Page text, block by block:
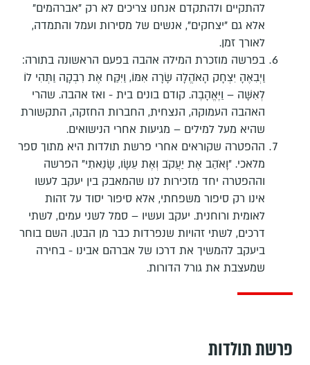
להתקיים ולהתקדם אנחנו צריכים לא רק "אברהמים"
אלא גם "יצחקים", אנשים של מסירות ועמל והתמדה,
לאורך זמן.
בפרשה מוזכרת המילה אהבה בפעם הראשונה בתורה:
וַיְבִאֶהָ יִצְחָק הָאֹהֱלָה שָׂרָה אִמּוֹ, וַיִּקַּח אֶת רִבְקָה וַתְּהִי לוֹ
לְאִשָּׁה – וַיֶּאֱהָבֶה. קודם בונים בית - ואז אהבה. שהרי
האהבה העמוקה, הנצחית, החברות החזקה, התקשורת
שהיא מעל למילים – מגיעות אחרי הנישואים.
ההפטרה שקוראים אחרי פרשת תולדות היא מתוך ספר
מלאכי. ״וָאֹהַב אֶת יַעֲקֹב וְאֶת עֵשָׂו, שָׂנֵאתִי״ הפרשה
וההפטרה יחד מזכירות לנו שהמאבק בין יעקב לעשו
אינו רק סיפור משפחתי, אלא סיפור יסוד על זהות
לאומית ורוחנית. יעקב ועשיו – סמל לשני עמים, לשתי
דרכים, לשתי זהויות שנפרדות כבר מן הבטן. השם בוחר
ביעקב להמשיך את דרכו של אברהם אבינו - בחירה
שמעצבת את גורל הדורות.
פרשת תולדות